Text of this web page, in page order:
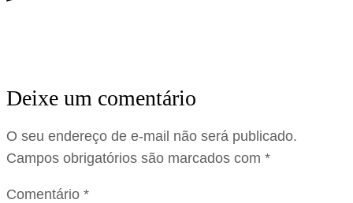
Deixe um comentário
O seu endereço de e-mail não será publicado.
Campos obrigatórios são marcados com *
Comentário *